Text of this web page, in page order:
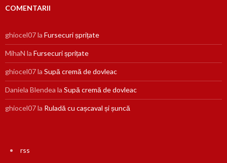
COMENTARII
ghiocel07la Fursecuri șprițate
MihaN la Fursecuri șprițate
ghiocel07la Supă cremă de dovleac
Daniela Blendea la Supă cremă de dovleac
ghiocel07la Ruladă cu cașcaval și șuncă
rss